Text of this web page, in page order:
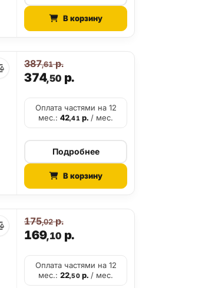
В корзину
374,50р.
387,61р.
Оплата частями на 12
мес.:42,41 р./ мес.
Подробнее
В корзину
169,10р.
175,02р.
Оплата частями на 12
мес.:22,50р./ мес.